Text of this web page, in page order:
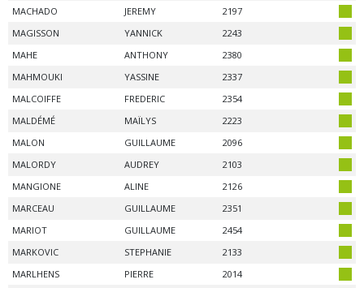
MACHADO
JEREMY
2197
MAGISSON
YANNICK
2243
MAHE
ANTHONY
2380
MAHMOUKI
YASSINE
2337
MALCOIFFE
FREDERIC
2354
MALDÉMÉ
MAÏLYS
2223
MALON
GUILLAUME
2096
MALORDY
AUDREY
2103
MANGIONE
ALINE
2126
MARCEAU
GUILLAUME
2351
MARIOT
GUILLAUME
2454
MARKOVIC
STEPHANIE
2133
MARLHENS
PIERRE
2014